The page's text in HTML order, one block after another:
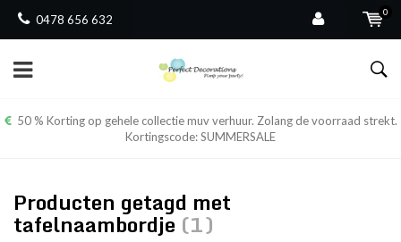
0478 656 632
0
50 % Korting op gehele collectie muv verhuur. Zolang de voorraad strekt.
Kortingscode: SUMMERSALE
Producten getagd met
tafelnaambordje (1)